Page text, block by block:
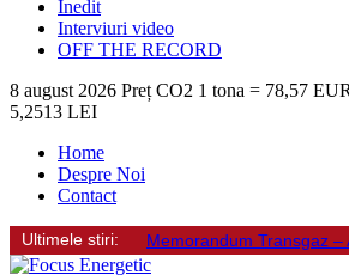
Inedit
Interviuri video
OFF THE RECORD
8 august 2026 Preț CO2 1 tona =
5,2513 LEI
Home
Despre Noi
Contact
Ultimele stiri: Memorandum Transgaz –